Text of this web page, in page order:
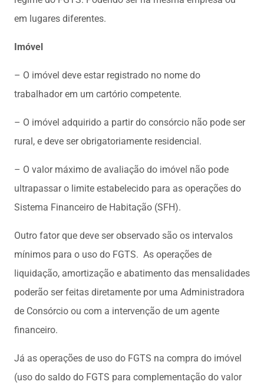
em lugares diferentes.
Imóvel
– O imóvel deve estar registrado no nome do
trabalhador em um cartório competente.
– O imóvel adquirido a partir do consórcio não pode ser
rural, e deve ser obrigatoriamente residencial.
– O valor máximo de avaliação do imóvel não pode
ultrapassar o limite estabelecido para as operações do
Sistema Financeiro de Habitação (SFH).
Outro fator que deve ser observado são os intervalos
mínimos para o uso do FGTS. As operações de
liquidação, amortização e abatimento das mensalidades
poderão ser feitas diretamente por uma Administradora
de Consórcio ou com a intervenção de um agente
financeiro.
Já as operações de uso do FGTS na compra do imóvel
(uso do saldo do FGTS para complementação do valor